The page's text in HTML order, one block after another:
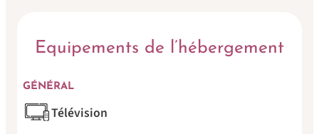
Equipements de l’hébergement
GÉNÉRAL
Télévision